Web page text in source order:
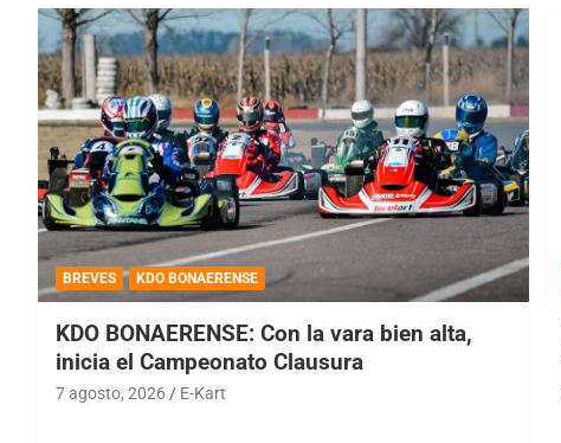
BREVES KDO BONAERENSE
KDO BONAERENSE: Con la vara bien alta,
inicia el Campeonato Clausura
7 agosto, 2026 E-Kart